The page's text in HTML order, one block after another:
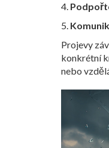
4.
5.
Projevy
konkrétní
nebo